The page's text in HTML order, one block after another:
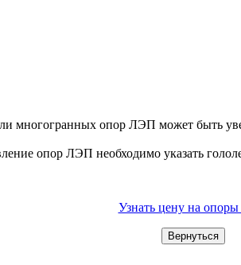
многогранных опор ЛЭП может быть
опор ЛЭП необходимо указать
Узнать цену на